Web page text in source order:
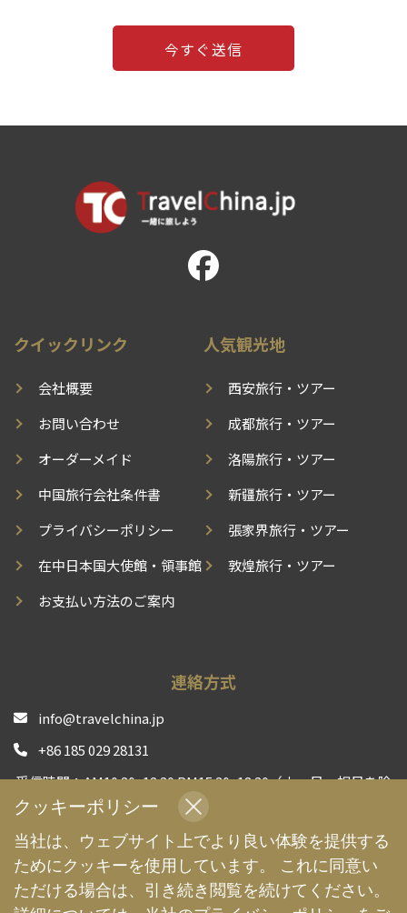
クイックリンク
会社概要
お問い合わせ
オーダーメイド
中国旅行会社条件書
プライバシーポリシー
在中日本国大使館・領事館
お支払い方法のご案内
人気観光地
西安旅行・ツアー
成都旅行・ツアー
洛陽旅行・ツアー
新疆旅行・ツアー
張家界旅行・ツアー
敦煌旅行・ツアー
連絡方式
info@travelchina.jp
+86 185 029 28131
受信時間：AM10:30~12:30 PM15:30~18:30（土、日、祝日を除
く）
中国現地旅行会社として、安心安全な旅行体験をお届けする
よう、全力でサポートいたします | TravelChina
クッキーポリシー
当社は、ウェブサイト上でより良い体験を提供する
ためにクッキーを使用しています。 これに同意い
ただける場合は、引き続き閲覧を続けてください。